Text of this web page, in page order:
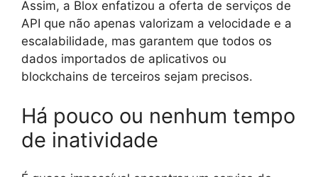
Assim, a Blox enfatizou a oferta de serviços de
API que não apenas valorizam a velocidade e a
escalabilidade, mas garantem que todos os
dados importados de aplicativos ou
blockchains de terceiros sejam precisos.
Há pouco ou nenhum tempo
de inatividade